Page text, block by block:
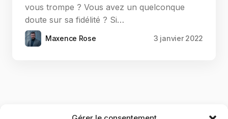
vous trompe ? Vous avez un quelconque
doute sur sa fidélité ? Si…
Maxence Rose 3 janvier 2022